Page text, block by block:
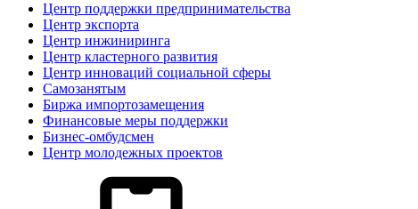
Центр поддержки предпринимательства
Центр экспорта
Центр инжиниринга
Центр кластерного развития
Центр инноваций социальной сферы
Cамозанятым
Биржа импортозамещения
Финансовые меры поддержки
Бизнес-омбудсмен
Центр молодежных проектов